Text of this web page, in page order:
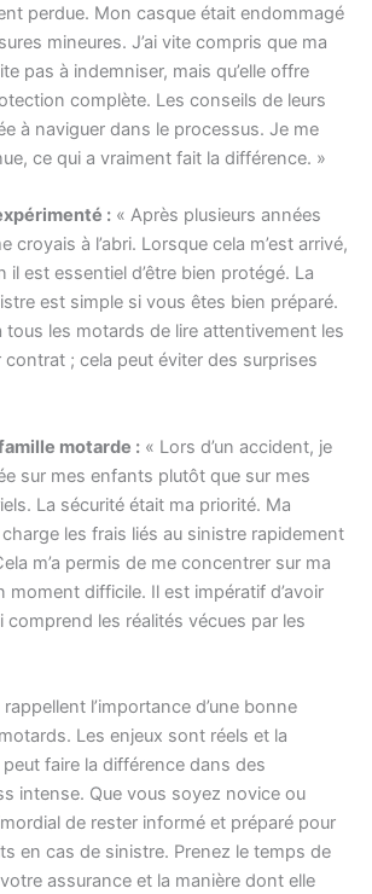
perdue. Mon casque était endommagé
mineures. J’ai vite compris que ma
pas à indemniser, mais qu’elle offre
complète. Les conseils de leurs
à naviguer dans le processus. Je me
ce qui a vraiment fait la différence. »
: « Après plusieurs années
croyais à l’abri. Lorsque cela m’est arrivé,
il est essentiel d’être bien protégé. La
est simple si vous êtes bien préparé.
tous les motards de lire attentivement les
; cela peut éviter des surprises
motarde : « Lors d’un accident, je
sur mes enfants plutôt que sur mes
La sécurité était ma priorité. Ma
les frais liés au sinistre rapidement
m’a permis de me concentrer sur ma
moment difficile. Il est impératif d’avoir
comprend les réalités vécues par les
l’importance d’une bonne
Les enjeux sont réels et la
faire la différence dans des
intense. Que vous soyez novice ou
de rester informé et préparé pour
en cas de sinistre. Prenez le temps de
assurance et la manière dont elle